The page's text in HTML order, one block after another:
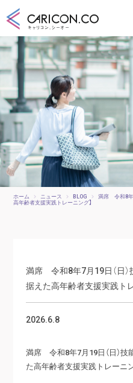
キャリアコンサルタント養成講
キャリアコンサルタント更新講習
合格講座
キャリコンシーオーとは
キャリアコンサルタントとは
ホーム ニュース BLOG 満席 令和8年
高年齢者支援実践トレーニング】
満席 令和8年7月19日（日）
据えた高年齢者支援実践ト
2026.6.8
満席 令和8年7月19日（日）技
た高年齢者支援実践トレーニ